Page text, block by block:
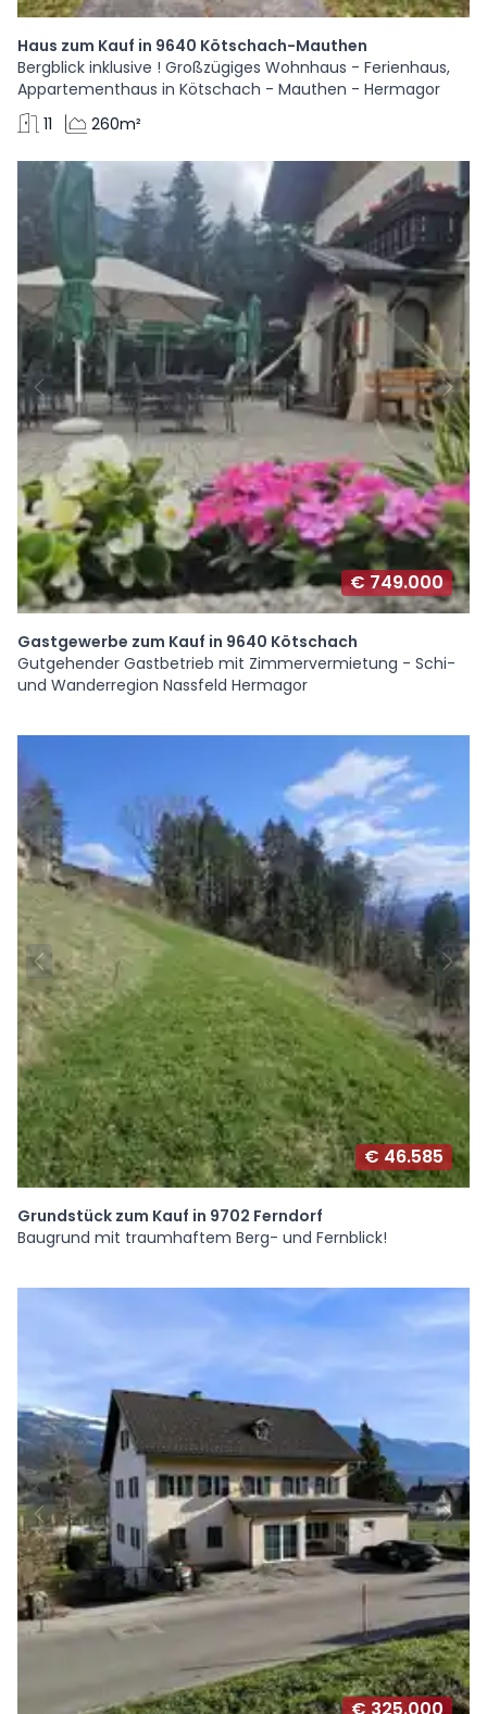
Haus zum Kauf in 9640 Kötschach-Mauthen
Bergblick inklusive ! Großzügiges Wohnhaus - Ferienhaus,
Appartementhaus in Kötschach - Mauthen - Hermagor
11
260m²
€ 749.000
Gastgewerbe zum Kauf in 9640 Kötschach
Gutgehender Gastbetrieb mit Zimmervermietung - Schi-
und Wanderregion Nassfeld Hermagor
€ 46.585
Grundstück zum Kauf in 9702 Ferndorf
Baugrund mit traumhaftem Berg- und Fernblick!